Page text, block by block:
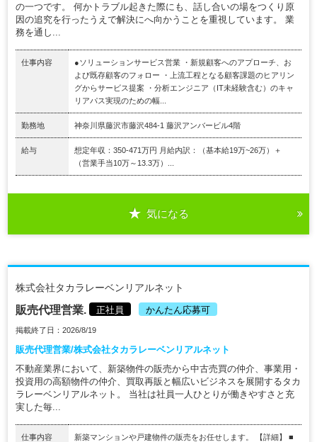
の一つです。 何かトラブル起きた際にも、話し合いの場をつくり原
因の追究を行ったうえで解決にへ向かうことを重視しています。 業
務を通し...
仕事内容
●ソリューションサービス営業 ・新規顧客へのアプローチ、お
よび既存顧客のフォロー ・上流工程となる顧客課題のヒアリン
グからサービス提案 ・分析エンジニア（IT未経験含む）のキャ
リアパス実現のための幅...
勤務地 神奈川県藤沢市藤沢484-1 藤沢アンバービル4階
給与
想定年収：350-471万円 月給内訳：（基本給19万~26万）＋
（営業手当10万～13.3万）...
気になる
株式会社タカラレーベンリアルネット
販売代理営業. 正社員 かんたん応募可
掲載終了日：2026/8/19
販売代理営業/株式会社タカラレーベンリアルネット
不動産業界において、新築物件の販売から中古売買の仲介、事業用・
投資用の高額物件の仲介、買取再販と幅広いビジネスを展開するタカ
ラレーベンリアルネット。 当社は社員一人ひとりが働きやすさと充
実した毎...
仕事内容
新築マンションや戸建物件の販売をお任せします。 【詳細】 ■